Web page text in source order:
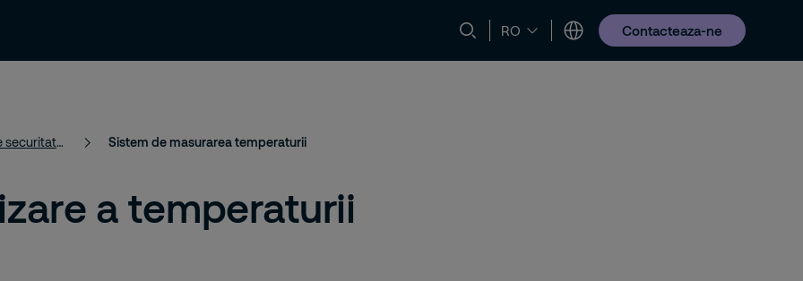
RO Contacteaza-ne
de securitate Cariera Contact Sustenabilitate Noutati
Soluții inteligente de securitate pentru o lume mai sigură Sistem de masurarea temperaturii
a temperaturii